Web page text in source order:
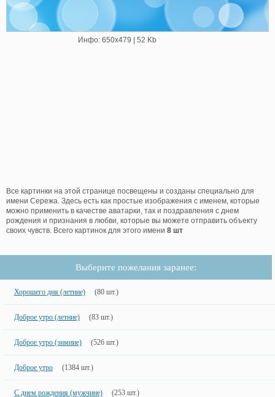
Инфо: 650х479 | 52 Kb
Все картинки на этой странице посвещены и созданы специально для
имени Сережа. Здесь есть как простые изображения с именем, которые
можно применить в качестве аватарки, так и поздравления с днем
рождения и признания в любви, которые вы можете отправить объекту
своих чувств. Всего картинок для этого имени 8 шт
Выберите пожелания заранее:
Хорошего дня (летние) (80 шт.)
Доброе утро (летние) (83 шт.)
Доброе утро (зимние) (526 шт.)
Доброе утро (1384 шт.)
С днем рождения (мужчине) (253 шт.)